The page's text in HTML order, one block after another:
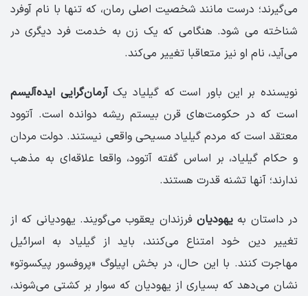
می‌گیرند؛ درست مانند شخصیت اصلی رمان، که تنها با نام آوفرد
شناخته می شود. هنگامی که یک زن به خدمت فرد دیگری در
می‌آید، نام او نیز متعاقبا تغییر می‌کند.
نویسنده بر این باور است که گیلیاد یکآرمان‌گرایی ایده‌آلیسم
است که در حکومت‌های قرن بیستم ریشه دوانده است. آتوود
معتقد است که مردم گیلیاد مسیحی واقعی نیستند. دولت مردان
و حکام گیلیاد، بر اساس گفته آتوود، واقعا علاقه‌ای به مذهب
ندارند؛ آنها تشنه قدرت هستند.
در داستان به یهودیان فرزندان یعقوب می‌گویند. یهودیانی که از
تغییر دین خود امتناع می‌کنند، باید از گیلیاد به اسرائیل
مهاجرت کنند. با این حال، در بخش اپیلوگ «پروفسور پیکسوتو»
نشان می‌دهد که بسیاری از یهودیان که سوار بر کشتی می‌شوند،